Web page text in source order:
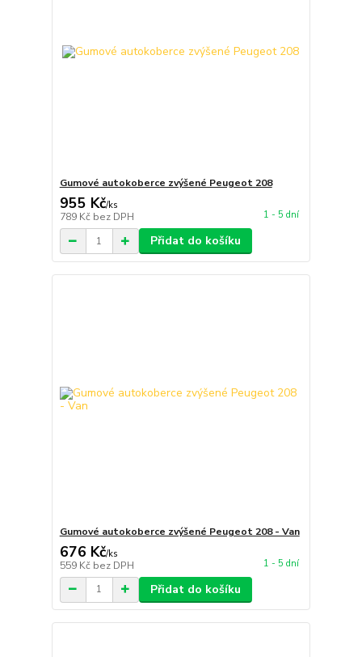
Gumové autokoberce zvýšené Peugeot 208
955 Kč/ks
789 Kč bez DPH 1 - 5 dní
Přidat do košíku
Gumové autokoberce zvýšené Peugeot 208 - Van
676 Kč/ks
559 Kč bez DPH 1 - 5 dní
Přidat do košíku